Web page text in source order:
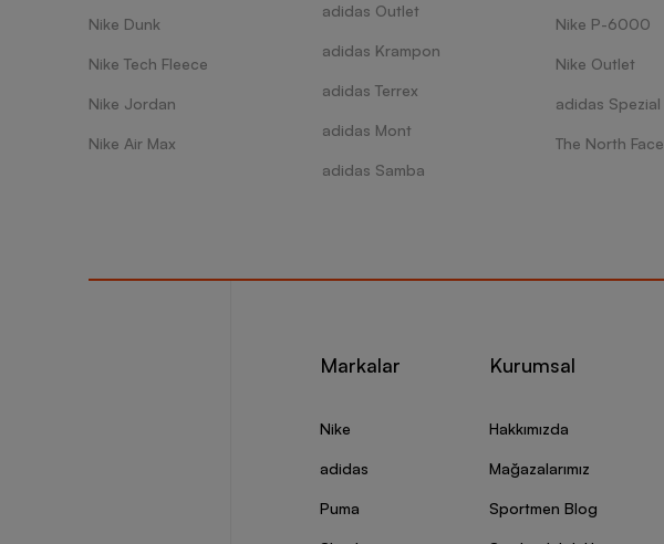
Nike Dunk
Nike Tech Fleece
Nike Jordan
Nike Air Max
adidas Outlet
adidas Krampon
adidas Terrex
adidas Mont
adidas Samba
Nike P-6000
Nike Outlet
adidas Spezial
The North Face
Markalar
Nike
adidas
Puma
Kurumsal
Hakkımızda
Mağazalarımız
Sportmen Blog